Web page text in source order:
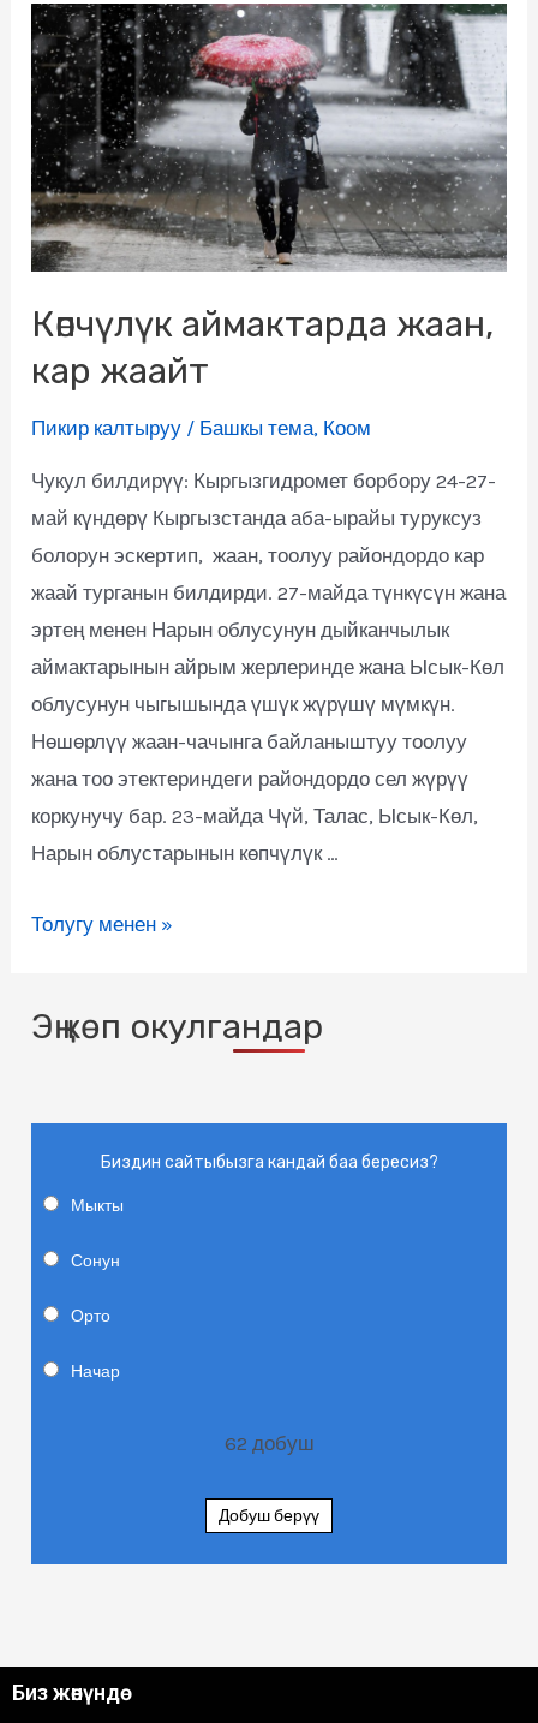
Көпчүлүк аймактарда жаан,
кар жаайт
Пикир калтыруу / Башкы тема, Коом
Чукул билдирүү: Кыргызгидромет борбору 24-27-
май күндөрү Кыргызстанда аба-ырайы туруксуз
болорун эскертип, жаан, тоолуу райондордо кар
жаай турганын билдирди. 27-майда түнкүсүн жана
эртең менен Нарын облусунун дыйканчылык
аймактарынын айрым жерлеринде жана Ысык-Көл
облусунун чыгышында үшүк жүрүшү мүмкүн.
Нөшөрлүү жаан-чачынга байланыштуу тоолуу
жана тоо этектериндеги райондордо сел жүрүү
коркунучу бар. 23-майда Чүй, Талас, Ысык-Көл,
Нарын облустарынын көпчүлүк …
Толугу менен »
Эң көп окулгандар
Биздин сайтыбызга кандай баа бересиз?
Мыкты
Сонун
Орто
Начар
62 добуш
Добуш берүү
Биз жөнүндө